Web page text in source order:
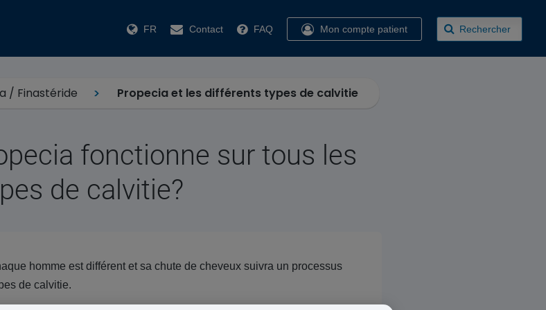
FR Contact FAQ Mon compte patient Rechercher
/ Finastéride Propecia et les différents types de calvitie
fonctionne sur tous les
de calvitie?
homme est différent et sa chute de cheveux suivra un processus
de calvitie.